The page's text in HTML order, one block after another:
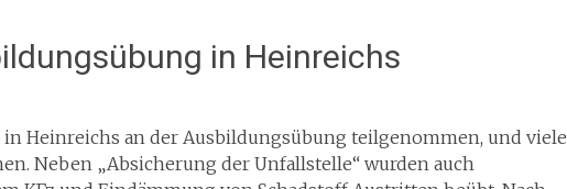
in Heinreichs
in Heinreichs an der Ausbildungsübung teilgenommen, und viele
Neben „Absicherung der Unfallstelle“ wurden auch